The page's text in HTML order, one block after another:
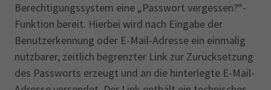
Berechtigungssystem eine „Passwort vergessen?“-
Funktion bereit. Hierbei wird nach Eingabe der
Benutzerkennung oder E-Mail-Adresse ein einmalig
nutzbarer, zeitlich begrenzter Link zur Zurücksetzung
des Passworts erzeugt und an die hinterlegte E-Mail-